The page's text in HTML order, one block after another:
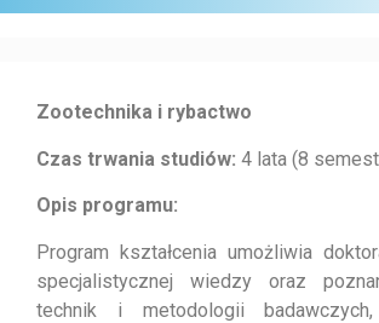
Zootechnika i rybactwo
Czas trwania studiów: 4 lata (8
Opis programu:
Program kształcenia umożliwia
specjalistycznej wiedzy oraz
technik i metodologii